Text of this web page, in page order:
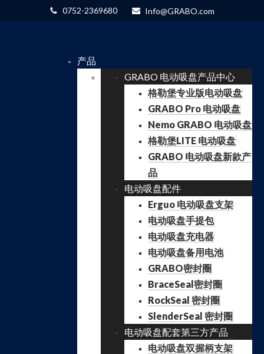
0752-2369680 Info@GRABO.com
产品
GRABO 电动吸盘产品中心
格勒堡专业版电动吸盘
GRABO Pro 电动吸盘
Nemo GRABO 电动吸盘
格勒堡LITE 电动吸盘
GRABO 电动吸盘新款产
品
电动吸盘配件
Erguo 电动吸盘支架
电动吸盘手提包
电动吸盘充电器
电动吸盘备用电池
GRABO密封圈
BraceSeal密封圈
RockSeal 密封圈
SlenderSeal 密封圈
电动吸盘配套第三方产品
电动吸盘双握柄支架